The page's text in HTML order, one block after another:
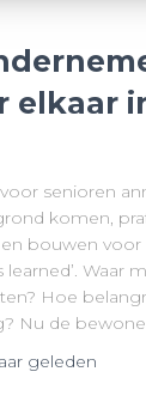
elkaar
senioren
komen,
en bouwen
learned’. Waar
Hoe
Nu de
geleden